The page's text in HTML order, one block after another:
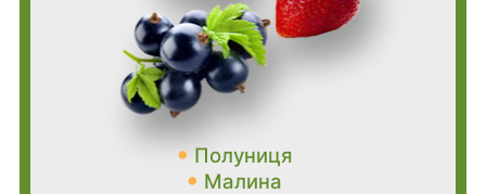
Полуниця
Малина